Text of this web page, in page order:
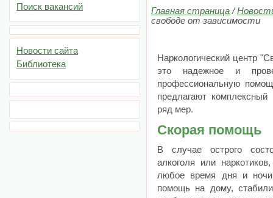
Поиск вакансий
Новости сайта
Библиотека
Главная страница/
свободе от зависимости
Наркологический центр
это надежное и
профессиональную
предлагают
ряд мер.
Скорая помощь
В случае острого
алкоголя или
любое время дня и
помощь на дому,